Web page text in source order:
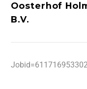
Oosterhof
B.V.